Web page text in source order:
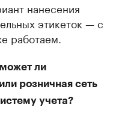
нанесения
этикеток — с
работаем.
ли
розничная сеть
учета?